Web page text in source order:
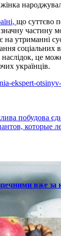
що суттєво
частину
утриманні
соціальних
наслідок, це
українців.
ekspert-
побудова
которые
вже за